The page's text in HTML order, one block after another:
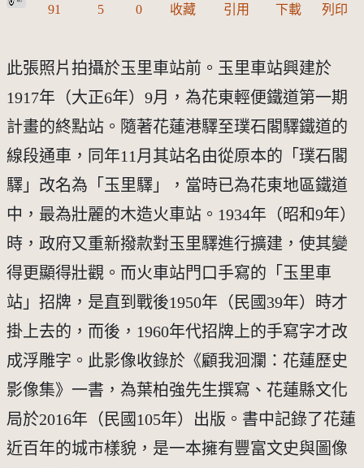
91 5 0 收藏 引用 下載 列印
此張照片拍攝於玉里車站前。玉里車站興建於
1917年（大正6年）9月，為花東輕便鐵道第一期
計畫的終點站。隨著花蓮港驛至璞石閣驛鐵道的
線段通車，同年11月其站名由從原本的「璞石閣
驛」改名為「玉里驛」，當時已為花東地區鐵道
中，最為壯麗的木造火車站。1934年（昭和9年）
時，政府又重新撥款對玉里驛進行擴建，使其變
得更顯得壯觀。而火車站門口手寫的「玉里車
站」招牌，是直到戰後1950年（民國39年）時才
掛上去的，而後，1960年代招牌上的手寫字才改
成浮雕字。此影像收錄於《顧我洄瀾：花蓮歷史
影像集》一書，為葉柏強先生撰寫、花蓮縣文化
局於2016年（民國105年）出版。書中記錄了花蓮
近百年的城市樣貌，是一本擁有豐富文史與圖像